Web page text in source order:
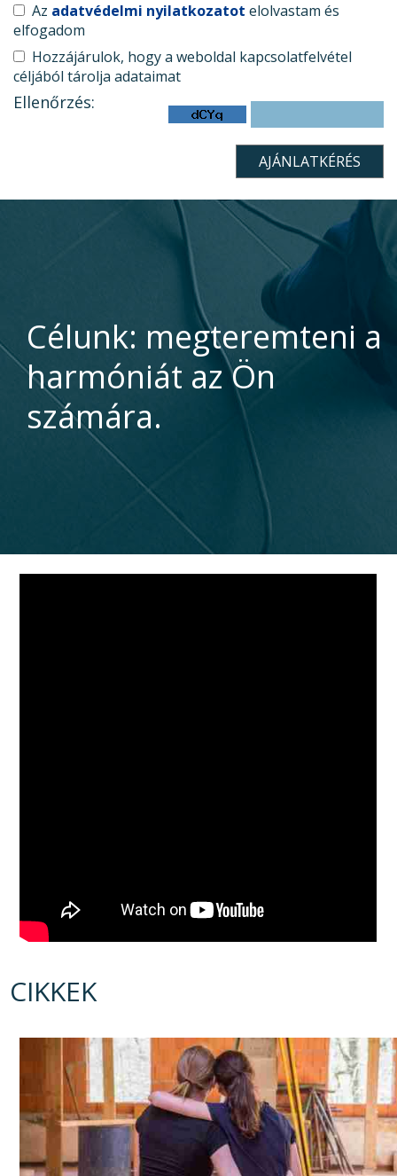
Az adatvédelmi nyilatkozatot elolvastam és
elfogadom
Hozzájárulok, hogy a weboldal kapcsolatfelvétel
céljából tárolja adataimat
Ellenőrzés:
Célunk: megteremteni a
harmóniát az Ön
számára.
CIKKEK